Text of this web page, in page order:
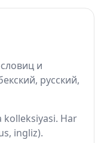
и
русский,
Har
ingliz).